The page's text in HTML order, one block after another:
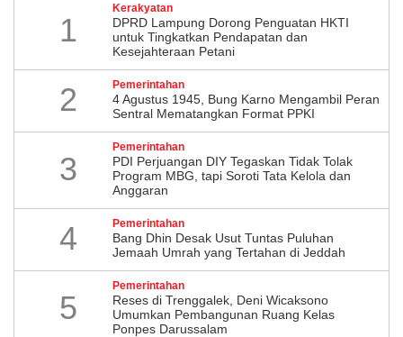
1
Kerakyatan
DPRD Lampung Dorong Penguatan HKTI
untuk Tingkatkan Pendapatan dan
Kesejahteraan Petani
2 Pemerintahan
4 Agustus 1945, Bung Karno Mengambil Peran
Sentral Mematangkan Format PPKI
3
Pemerintahan
PDI Perjuangan DIY Tegaskan Tidak Tolak
Program MBG, tapi Soroti Tata Kelola dan
Anggaran
4 Pemerintahan
Bang Dhin Desak Usut Tuntas Puluhan
Jemaah Umrah yang Tertahan di Jeddah
5
Pemerintahan
​Reses di Trenggalek, Deni Wicaksono
Umumkan Pembangunan Ruang Kelas
Ponpes Darussalam